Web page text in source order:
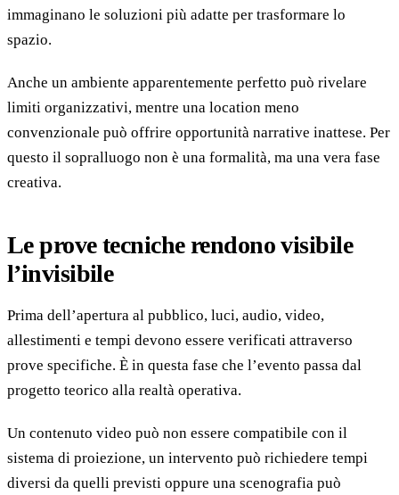
immaginano le soluzioni più adatte per trasformare lo
spazio.
Anche un ambiente apparentemente perfetto può rivelare
limiti organizzativi, mentre una location meno
convenzionale può offrire opportunità narrative inattese. Per
questo il sopralluogo non è una formalità, ma una vera fase
creativa.
Le prove tecniche rendono visibile
l’invisibile
Prima dell’apertura al pubblico, luci, audio, video,
allestimenti e tempi devono essere verificati attraverso
prove specifiche. È in questa fase che l’evento passa dal
progetto teorico alla realtà operativa.
Un contenuto video può non essere compatibile con il
sistema di proiezione, un intervento può richiedere tempi
diversi da quelli previsti oppure una scenografia può